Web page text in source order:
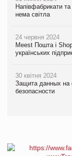
Напівфабрикати
нема світла
24 червня 2024
Meest Пошта і
українських
30 квітня 2024
Защита данных
безопасности